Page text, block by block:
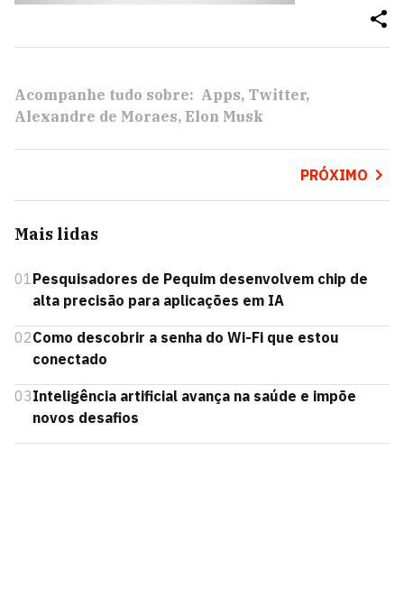
Acompanhe tudo sobre: Apps Twitter
Alexandre de Moraes Elon Musk
PRÓXIMO
Mais lidas
01 Pesquisadores de Pequim desenvolvem chip de
alta precisão para aplicações em IA
02Como descobrir a senha do Wi-Fi que estou
conectado
03Inteligência artificial avança na saúde e impõe
novos desafios